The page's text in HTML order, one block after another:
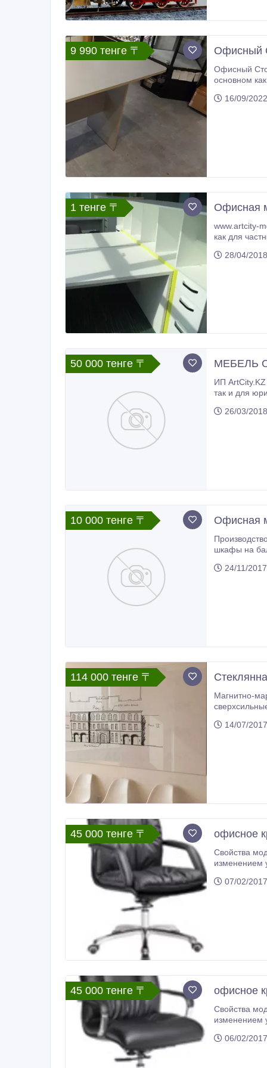
9 990 тенге 〒 Офисный
Офисный Стол из
основном как
16/09/2022
1 тенге 〒 Офисная
www.artcity-mebel.kz ИП
как для частных лиц, так и для юридических. Мы можем произвести жилую
28/04/2018
50 000 тенге 〒 МЕБЕЛЬ
ИП ArtCity.KZ производит корпусную
так и для
26/03/2018
10 000 тенге 〒 Офисная
Производство корпусной мебели:
шкафы на балкон, торговое оборудование, стойки администратора (ресепшн),
24/11/2017
114 000 тенге 〒
Магнитно-
сверхсильные неодимовые магниты 5 шт,
14/07/2017
45 000 тенге 〒 офисное
Свойства
изменением
07/02/2017
45 000 тенге 〒 офисное
Свойства
изменением
06/02/2017